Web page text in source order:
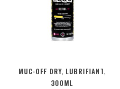
MUC-OFF DRY, LUBRIFIANT,
300ML